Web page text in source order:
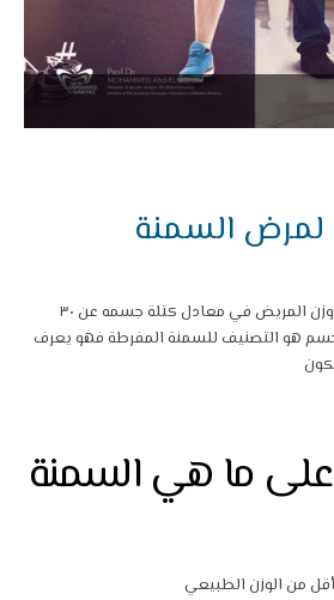
السمنة
السمنة المفرطة هي زيادة وزن المريض في معادل كتلة جسمه عن ٣٠
هو التصنيف للسمنة المفرطة فهو يعرف
على ما هي السمنة